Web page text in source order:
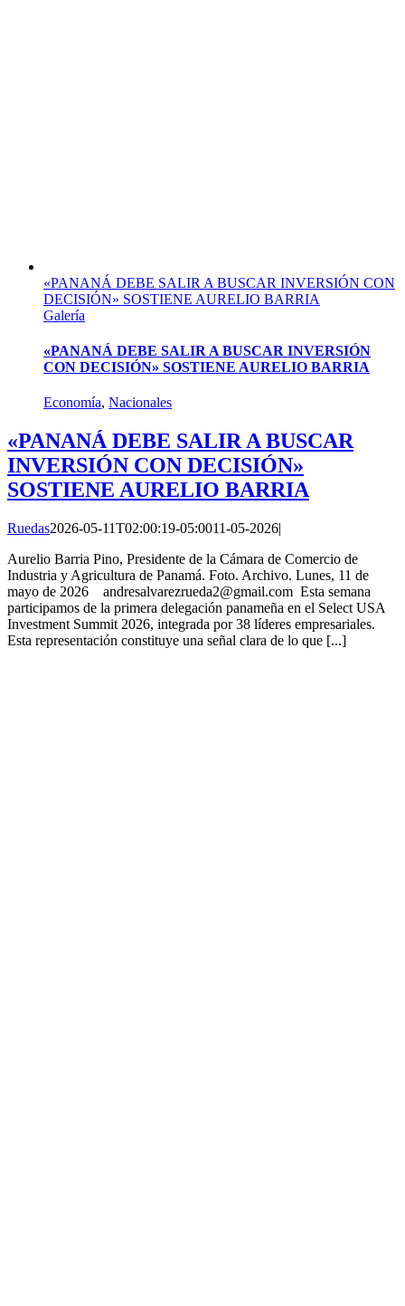
«PANANÁ DEBE SALIR A BUSCAR INVERSIÓN CON
DECISIÓN» SOSTIENE AURELIO BARRIA
Galería
«PANANÁ DEBE SALIR A BUSCAR INVERSIÓN
CON DECISIÓN» SOSTIENE AURELIO BARRIA
Economía, Nacionales
«PANANÁ DEBE SALIR A BUSCAR
INVERSIÓN CON DECISIÓN»
SOSTIENE AURELIO BARRIA
Ruedas2026-05-11T02:00:19-05:0011-05-2026|
Aurelio Barria Pino, Presidente de la Cámara de Comercio de
Industria y Agricultura de Panamá. Foto. Archivo. Lunes, 11 de
mayo de 2026 andresalvarezrueda2@gmail.com Esta semana
participamos de la primera delegación panameña en el Select USA
Investment Summit 2026, integrada por 38 líderes empresariales.
Esta representación constituye una señal clara de lo que [...]